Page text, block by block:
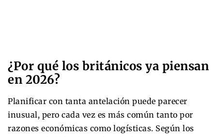
¿Por qué los británicos ya piensan
en 2026?
Planificar con tanta antelación puede parecer
inusual, pero cada vez es más común tanto por
razones económicas como logísticas. Según los